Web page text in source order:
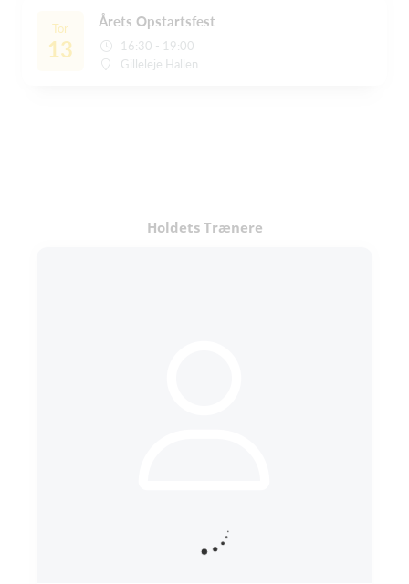
Tor
13
Årets Opstartsfest
16:30 - 19:00
Gilleleje Hallen
Holdets Trænere